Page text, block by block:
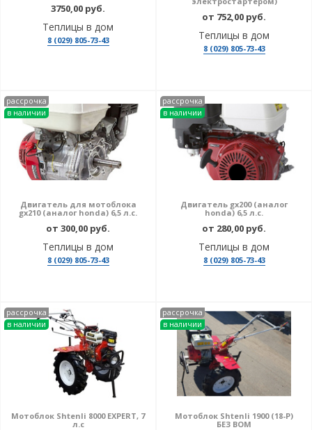
3750,00 руб.
Теплицы в дом
8 (029) 805-73-43
от 752,00 руб.
Теплицы в дом
8 (029) 805-73-43
рассрочка
в наличии
Двигатель для мотоблока
gx210 (аналог honda) 6,5 л.с.
от 300,00 руб.
Теплицы в дом
8 (029) 805-73-43
рассрочка
в наличии
Двигатель gx200 (аналог
honda) 6,5 л.с.
от 280,00 руб.
Теплицы в дом
8 (029) 805-73-43
рассрочка
в наличии
Мотоблок Shtenli 8000 EXPERT, 7
л.с
рассрочка
в наличии
Мотоблок Shtenli 1900 (18-P)
БЕЗ ВОМ